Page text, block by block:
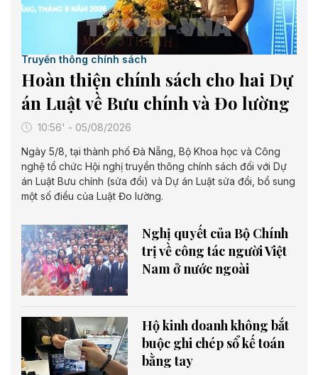
Truyền thông chính sách
Hoàn thiện chính sách cho hai Dự
án Luật về Bưu chính và Đo lường
10:56' - 05/08/2026
Ngày 5/8, tại thành phố Đà Nẵng, Bộ Khoa học và Công
nghệ tổ chức Hội nghị truyền thông chính sách đối với Dự
án Luật Bưu chính (sửa đổi) và Dự án Luật sửa đổi, bổ sung
một số điều của Luật Đo lường.
Nghị quyết của Bộ Chính
trị về công tác người Việt
Nam ở nước ngoài
Hộ kinh doanh không bắt
buộc ghi chép sổ kế toán
bằng tay